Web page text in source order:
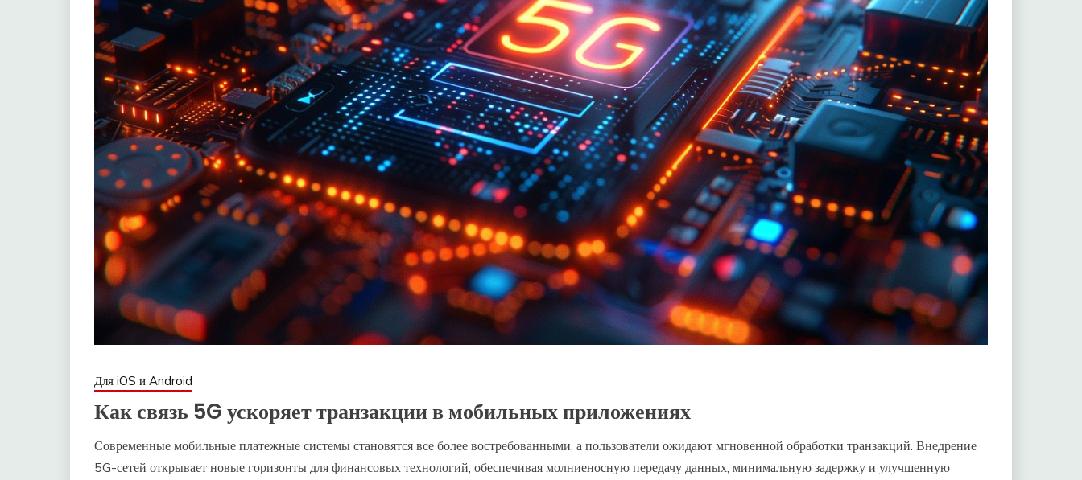
Для iOS и Android
Как связь 5G ускоряет транзакции в мобильных приложениях
Современные мобильные платежные системы становятся все более востребованными, а пользователи ожидают мгновенной обработки транзакций. Внедрение
5G-сетей открывает новые горизонты для финансовых технологий, обеспечивая молниеносную передачу данных, минимальную задержку и улучшенную